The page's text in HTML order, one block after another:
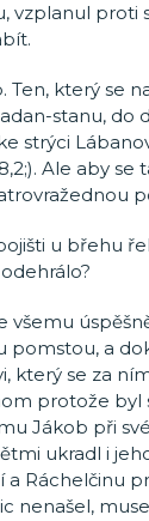
vzplanul proti
Ten, který se
stanu, do
strýci
Ale aby
u břehu
všemu
pomstou, a
který se za
protože byl
Jákob při
ukradl i
a Ráchelčinu
nenašel,